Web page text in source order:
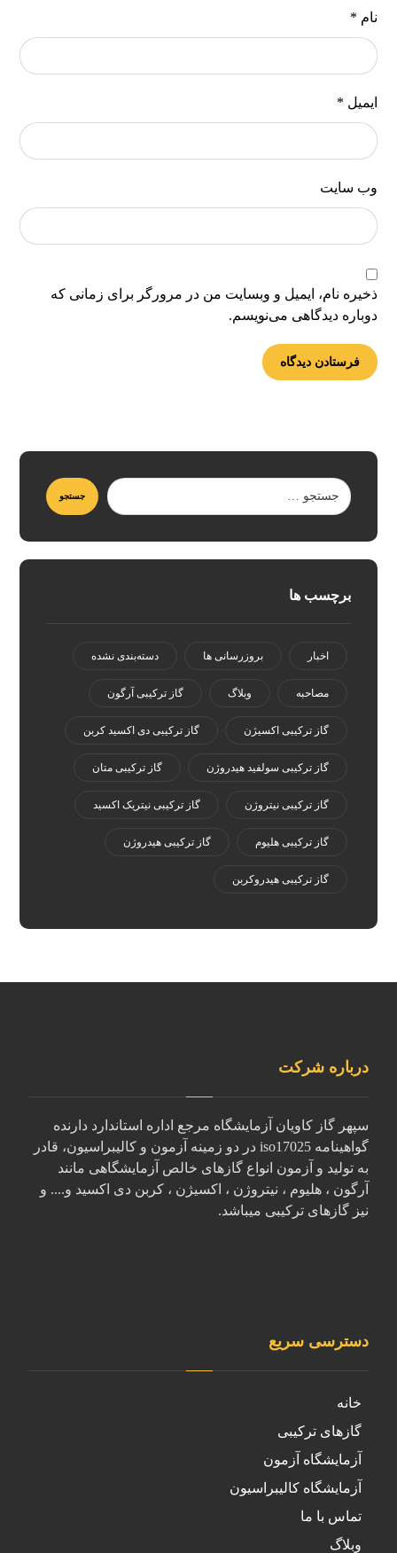
نام *
ایمیل *
وب‌ سایت
ذخیره نام، ایمیل و وبسایت من در مرورگر برای زمانی که
دوباره دیدگاهی می‌نویسم.
برچسب ها
اخبار بروزرسانی ها دسته‌بندی نشده
مصاحبه وبلاگ گاز ترکیبی آرگون
گاز ترکیبی اکسیژن گاز ترکیبی دی اکسید کربن
گاز ترکیبی سولفید هیدروژن گاز ترکیبی متان
گاز ترکیبی نیتروژن گاز ترکیبی نیتریک اکسید
گاز ترکیبی هلیوم گاز ترکیبی هیدروژن
گاز ترکیبی هیدروکربن
درباره شرکت
سپهر گاز کاویان آزمایشگاه مرجع اداره استاندارد دارنده
گواهینامه iso17025 در دو زمینه آزمون و کالیبراسیون، قادر
به تولید و آزمون انواع گازهای خالص آزمایشگاهی مانند
آرگون ، هلیوم ، نیتروژن ، اکسیژن ، کربن دی اکسید و.... و
نیز گازهای ترکیبی میباشد.
دسترسی سریع
خانه
گازهای ترکیبی
آزمایشگاه آزمون
آزمایشگاه کالیبراسیون
تماس با ما
وبلاگ